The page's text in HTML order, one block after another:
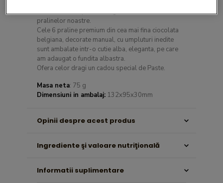
White L imbina perfect eleganta cu delicatetea
pralinelor noastre.
Cele 6 praline premium din cea mai fina ciocolata
belgiana, decorate manual, cu umpluturi inedite
sunt ambalate intr-o cutie alba, eleganta, pe care
am adaugat o fundita albastra.
Ofera celor dragi un cadou special de Paste.
Masa neta: 75 g
Dimensiuni in ambalaj: 132x95x30mm
Opinii despre acest produs
Ingrediente şi valoare nutriţională
Informatii suplimentare